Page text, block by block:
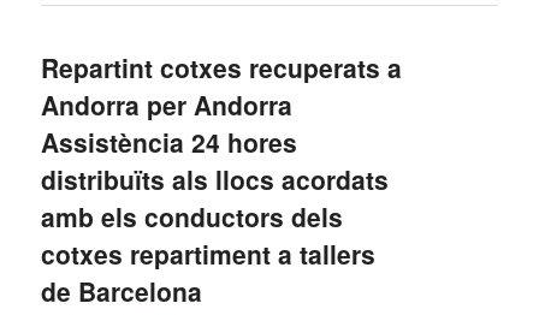
Repartint cotxes recuperats a
Andorra per Andorra
Assistència 24 hores
distribuïts als llocs acordats
amb els conductors dels
cotxes repartiment a tallers
de Barcelona